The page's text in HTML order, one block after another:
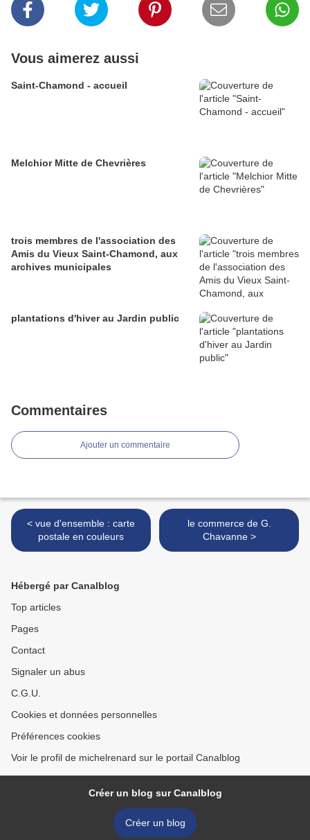
Vous aimerez aussi
Saint-Chamond - accueil
Melchior Mitte de Chevrières
trois membres de l'association des
Amis du Vieux Saint-Chamond, aux
archives municipales
plantations d'hiver au Jardin public
Commentaires
Ajouter un commentaire
< vue d'ensemble : carte
postale en couleurs
le commerce de G.
Chavanne >
Hébergé par Canalblog
Top articles
Pages
Contact
Signaler un abus
C.G.U.
Cookies et données personnelles
Préférences cookies
Voir le profil de michelrenard sur le portail Canalblog
Créer un blog sur Canalblog
Créer un blog